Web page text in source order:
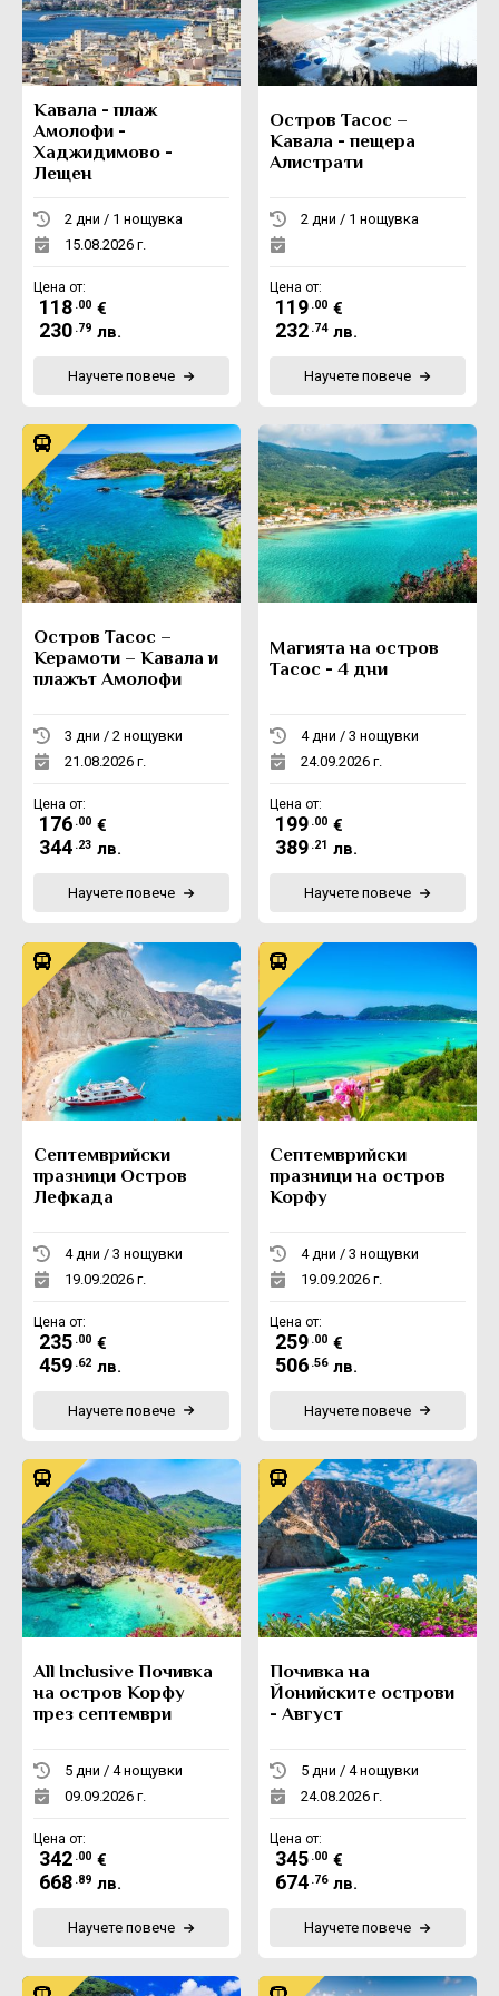
Екскурзии в Румъния
Кавала - плаж
Амолофи -
Хаджидимово -
Лещен
2 дни / 1 нощувка
15.08.2026 г.
Цена от:
118 .00 €
230 .79 лв.
Научете повече
Остров Тасос –
Кавала - пещера
Алистрати
2 дни / 1 нощувка
Цена от:
119 .00 €
232 .74 лв.
Научете повече
Остров Тасос –
Керамоти – Кавала и
плажът Амолофи
3 дни / 2 нощувки
21.08.2026 г.
Цена от:
176 .00 €
344 .23 лв.
Научете повече
Магията на остров
Тасос - 4 дни
4 дни / 3 нощувки
24.09.2026 г.
Цена от:
199 .00 €
389 .21 лв.
Научете повече
Септемврийски
празници Остров
Лефкада
4 дни / 3 нощувки
19.09.2026 г.
Цена от:
235 .00 €
459 .62 лв.
Научете повече
Септемврийски
празници на остров
Корфу
4 дни / 3 нощувки
19.09.2026 г.
Цена от:
259 .00 €
506 .56 лв.
Научете повече
All Inclusive Почивка
на остров Корфу
през септември
5 дни / 4 нощувки
09.09.2026 г.
Цена от:
342 .00 €
668 .89 лв.
Научете повече
Почивка на
Йонийските острови
- Август
5 дни / 4 нощувки
24.08.2026 г.
Цена от:
345 .00 €
674 .76 лв.
Научете повече